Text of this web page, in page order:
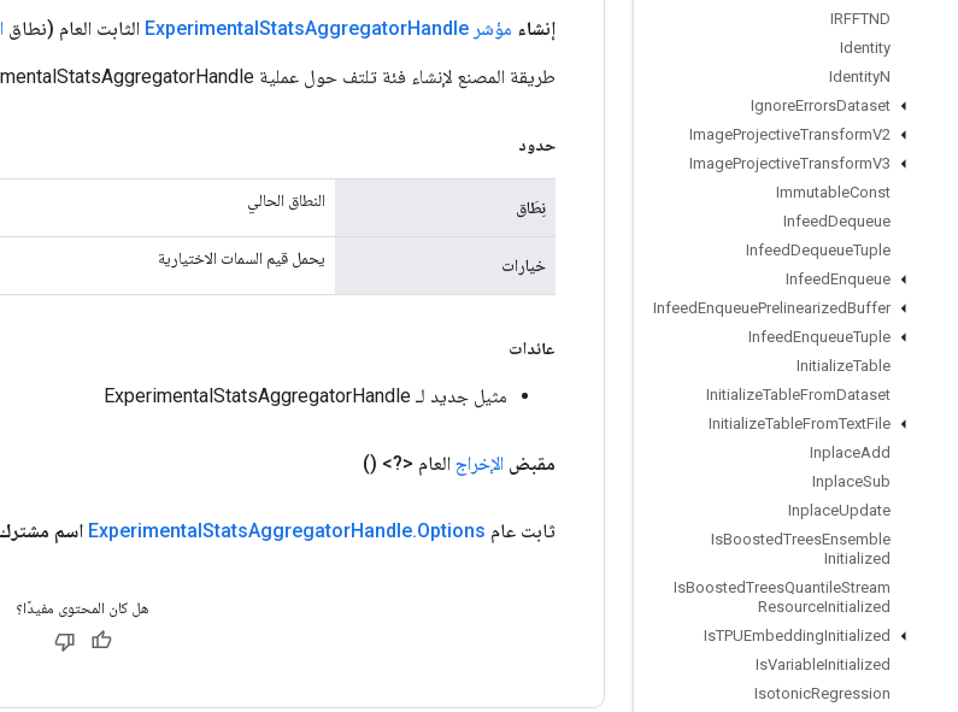
IRFFTND
Identity
IdentityN
IgnoreErrorsDataset
ImageProjectiveTransformV2
ImageProjectiveTransformV3
ImmutableConst
InfeedDequeue
InfeedDequeueTuple
InfeedEnqueue
InfeedEnqueuePrelinearizedBuffer
InfeedEnqueueTuple
InitializeTable
InitializeTableFromDataset
InitializeTableFromTextFile
InplaceAdd
InplaceSub
InplaceUpdate
IsBoostedTreesEnsemble
Initialized
IsBoostedTreesQuantileStream
ResourceInitialized
IsTPUEmbeddingInitialized
IsVariableInitialized
IsotonicRegression
إنشاء مؤشر Experimental StatsAggregatorHandle الثابت العام (نطاق
طريقة المصنع لإنشاء فئة تلتف حول عملية ExperimentalStatsAggregatorHandle جديدة.
حدود
نِطَاق النطاق الحالي
خيارات يحمل قيم السمات الاختيارية
عائدات
مثيل جديد لـ ExperimentalStatsAggregatorHandle
مقبض الإخراج العام <?> ()
ثابت عام ExperimentalStatsAggregatorHandle.Options اسم مشترك
هل كان المحتوى مفيدًا؟